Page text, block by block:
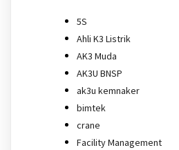
5S
Ahli K3 Listrik
AK3 Muda
AK3U BNSP
ak3u kemnaker
bimtek
crane
Facility Management